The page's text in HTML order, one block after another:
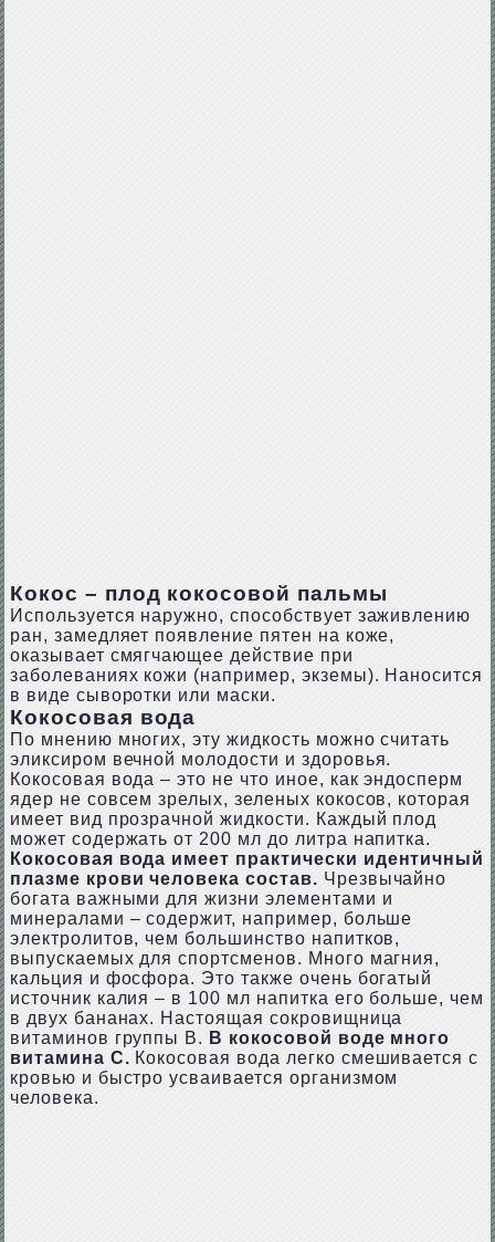
Кокос – плод кокосовой пальмы
Используется наружно, способствует заживлению
ран, замедляет появление пятен на коже,
оказывает смягчающее действие при
заболеваниях кожи (например, экземы). Наносится
в виде сыворотки или маски.
Кокосовая вода
По мнению многих, эту жидкость можно считать
эликсиром вечной молодости и здоровья.
Кокосовая вода – это не что иное, как эндосперм
ядер не совсем зрелых, зеленых кокосов, которая
имеет вид прозрачной жидкости. Каждый плод
может содержать от 200 мл до литра напитка.
Кокосовая вода имеет практически идентичный
плазме крови человека состав. Чрезвычайно
богата важными для жизни элементами и
минералами – содержит, например, больше
электролитов, чем большинство напитков,
выпускаемых для спортсменов. Много магния,
кальция и фосфора. Это также очень богатый
источник калия – в 100 мл напитка его больше, чем
в двух бананах. Настоящая сокровищница
витаминов группы B. В кокосовой воде много
витамина С. Кокосовая вода легко смешивается с
кровью и быстро усваивается организмом
человека.